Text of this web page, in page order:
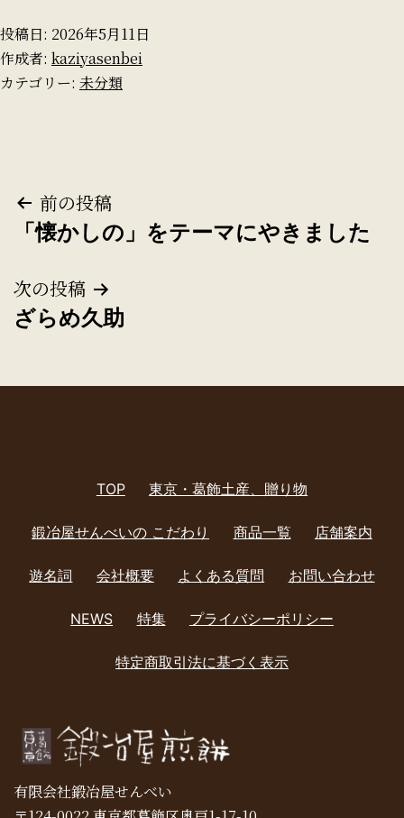
投稿日: 2026年5月11日
作成者: kaziyasenbei
カテゴリー: 未分類
投
稿
ナ
ビ
ゲ
ン
前の投稿
「懐かしの」をテーマにやきました
次の投稿
ざらめ久助
TOP 東京・葛飾土産、贈り物
鍛冶屋せんべいの こだわり 商品一覧 店舗案内
遊名詞 会社概要 よくある質問 お問い合わせ
NEWS 特集 プライバシーポリシー
特定商取引法に基づく表示
有限会社鍛冶屋せんべい